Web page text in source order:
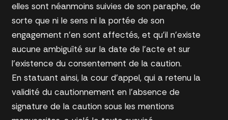
elles sont néanmoins suivies de son paraphe, de
sorte que ni le sens ni la portée de son
engagement n’en sont affectés, et qu’il n’existe
aucune ambiguïté sur la date de l’acte et sur
l’existence du consentement de la caution.
En statuant ainsi, la cour d’appel, qui a retenu la
validité du cautionnement enl’absence de
signature de la caution sous les mentions